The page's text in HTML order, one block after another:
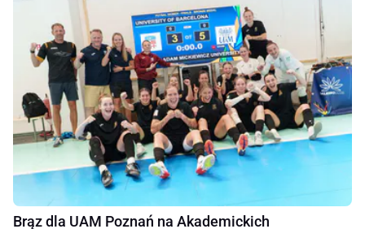
Brąz dla UAM Poznań na Akademickich